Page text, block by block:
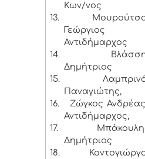
Κων/νος
13.
Γεώργιος
Αντιδήμαρχος
14.
Δημήτριος
15.
Παναγιώτης,
16.
Ζώγκος
Αντιδήμαρχος,
17.
Δημήτριος
18.